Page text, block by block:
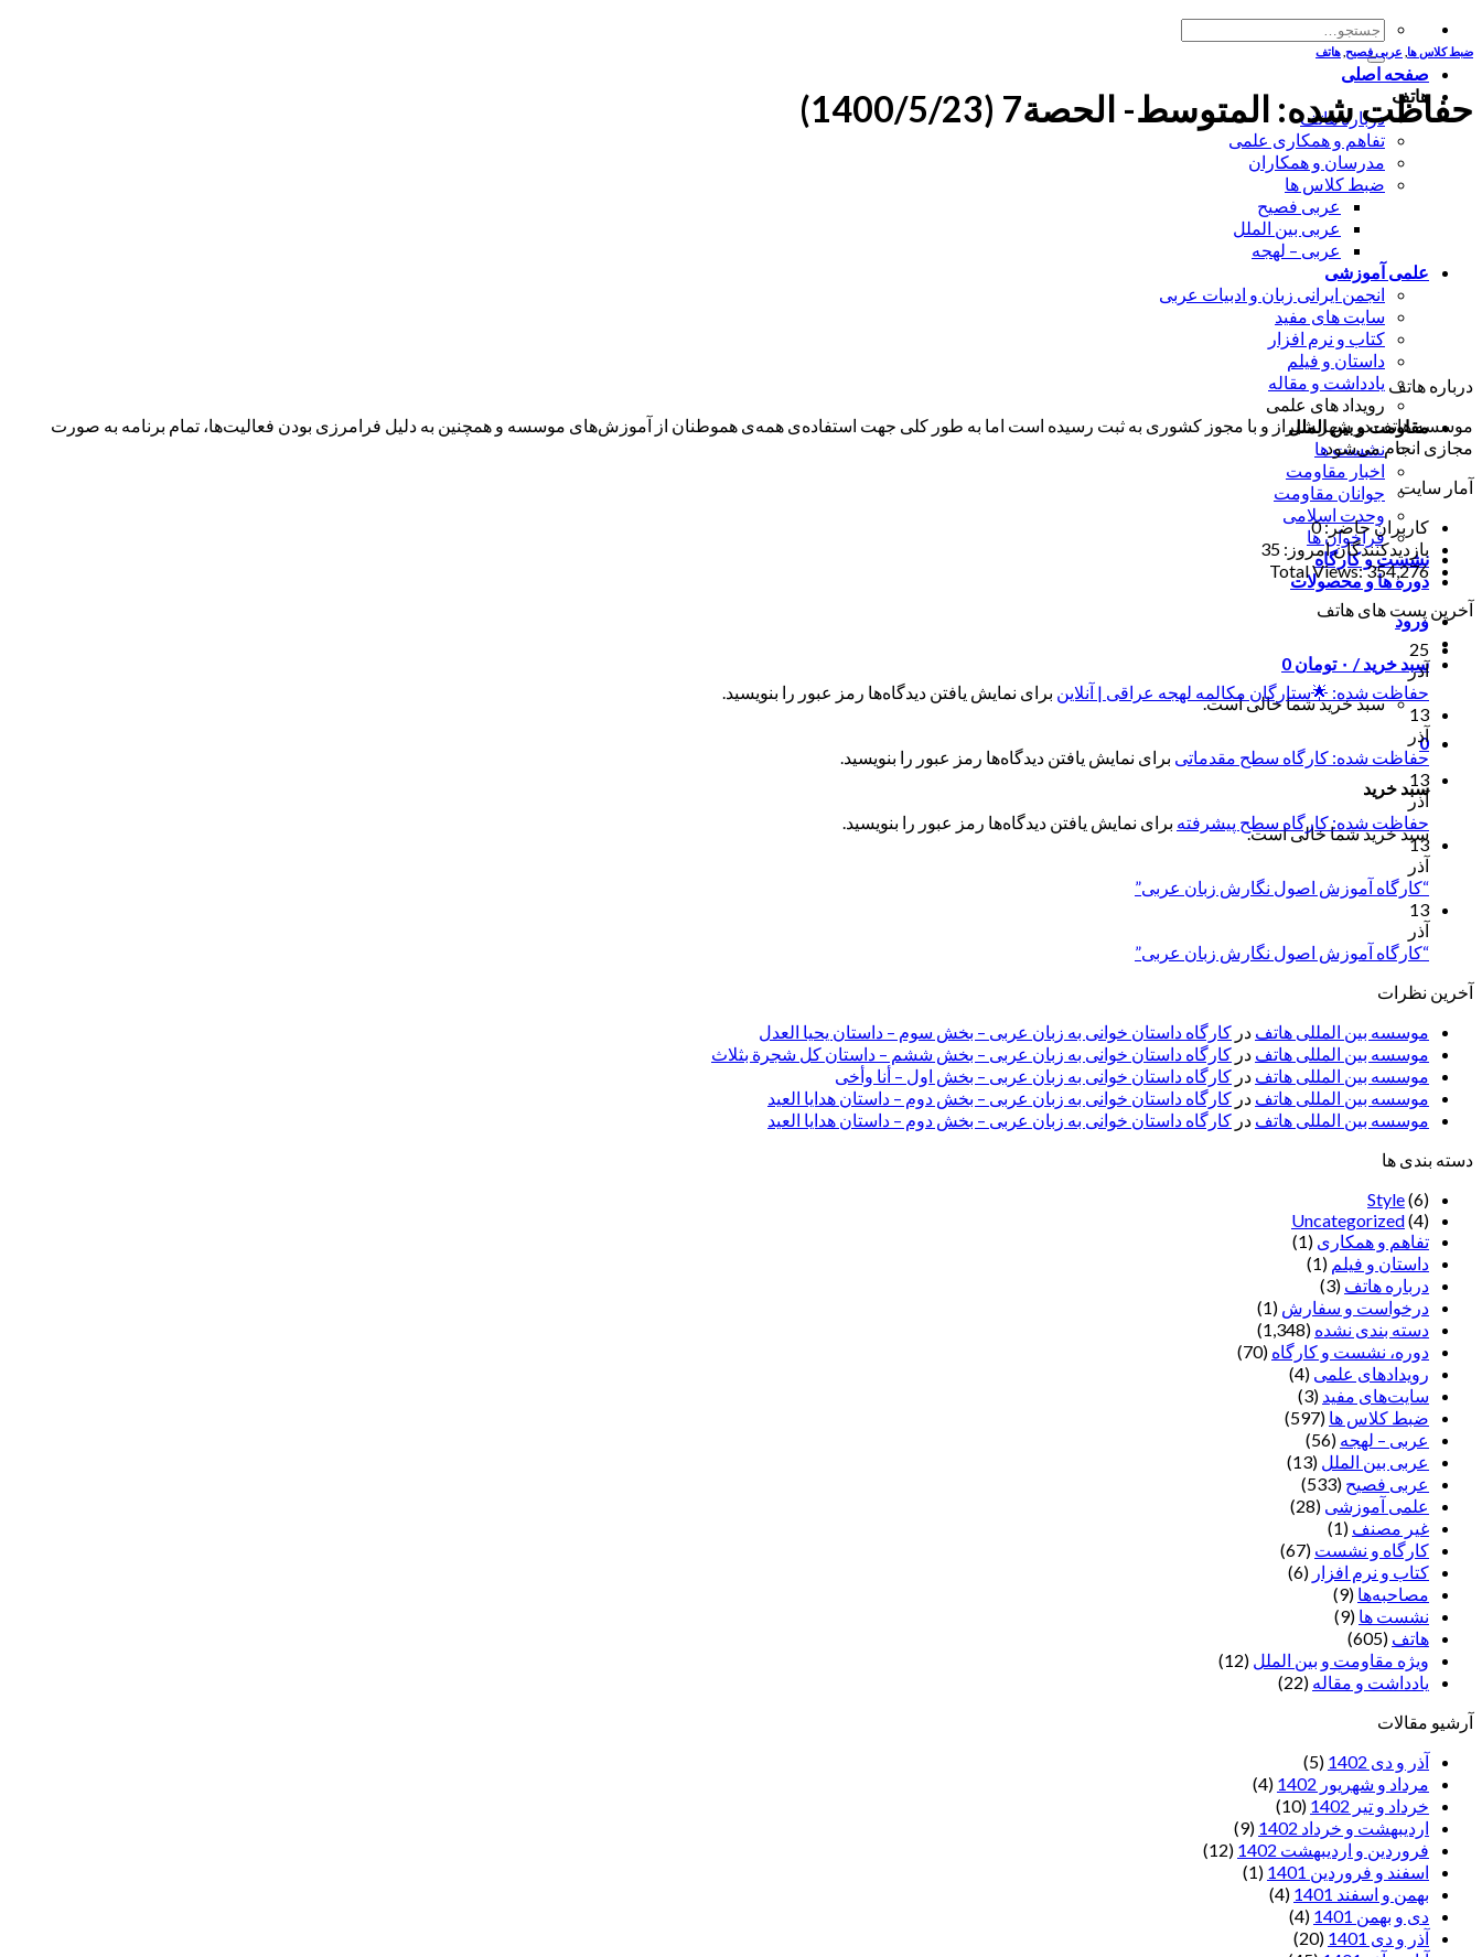
جستجو
برای:
صفحه اصلی
هاتف
درباره هاتف
تفاهم و همکاری علمی
مدرسان و همکاران
ضبط کلاس ها
عربی فصیح
عربی بین الملل
عربی – لهجه
علمی آموزشی
انجمن ایرانی زبان و ادبیات عربی
سایت های مفید
کتاب و نرم افزار
داستان و فیلم
یادداشت و مقاله
رویداد های علمی
مقاومت و بین الملل
نشست ها
اخبار مقاومت
جوانان مقاومت
وحدت اسلامی
فراخوان ها
نشست و کارگاه
دوره ها و محصولات
ورود
سبد خرید / ۰ تومان 0
سبد خرید شما خالی است.
0
سبد خرید
سبد خرید شما خالی است.
ضبط کلاس ها عربی فصیح هاتف
حفاظت شده: المتوسط- الحصة7 (1400/5/23)
درباره هاتف
موسسه هاتف در شهر شیراز و با مجوز کشوری به ثبت رسیده است اما به طور کلی جهت استفاده‌ی همه‌ی هموطنان از آموزش‌های موسسه و همچنین به دلیل فرامرزی بودن فعالیت‌ها، تمام برنامه به صورت
مجازی انجام می‌شود.
آمار سایت
کاربران حاضر:0
بازدیدکنندگان امروز: 35
Total Views:354,276
آخرین پست های هاتف
25
آذر
حفاظت شده: 🌟ستارگان مکالمه لهجه عراقی | آنلاین برای نمایش یافتن دیدگاه‌ها رمز عبور را بنویسید.
13
آذر
حفاظت شده: کارگاه سطح مقدماتی برای نمایش یافتن دیدگاه‌ها رمز عبور را بنویسید.
13
آذر
حفاظت شده: کارگاه سطح پیشرفته برای نمایش یافتن دیدگاه‌ها رمز عبور را بنویسید.
13
آذر
“کارگاه آموزش اصول نگارش زبان عربی”
13
آذر
“کارگاه آموزش اصول نگارش زبان عربی”
آخرین نظرات
موسسه بین المللی هاتف در کارگاه داستان خوانی به زبان عربی – بخش سوم – داستان یحیا العدل
موسسه بین المللی هاتف در کارگاه داستان خوانی به زبان عربی – بخش ششم – داستان کل شجرة بثلاث
موسسه بین المللی هاتف در کارگاه داستان خوانی به زبان عربی – بخش اول – أنا وأخی
موسسه بین المللی هاتف در کارگاه داستان خوانی به زبان عربی – بخش دوم – داستان هدایا العید
موسسه بین المللی هاتف در کارگاه داستان خوانی به زبان عربی – بخش دوم – داستان هدایا العید
دسته بندی ها
Style(6)
Uncategorized(4)
تفاهم و همکاری (1)
داستان و فیلم (1)
درباره هاتف (3)
درخواست و سفارش (1)
دسته بندی نشده (1,348)
دوره، نشست و کارگاه (70)
رویدادهای علمی (4)
سایت‌های مفید (3)
ضبط کلاس ها (597)
عربی – لهجه (56)
عربی بین الملل (13)
عربی فصیح (533)
علمی آموزشی (28)
غير مصنف (1)
کارگاه و نشست (67)
کتاب و نرم افزار (6)
مصاحبه‌ها (9)
نشست ها (9)
هاتف (605)
ویژه مقاومت و بین الملل (12)
یادداشت‌ و مقاله (22)
آرشیو مقالات
آذر و دی 1402
(5)
مرداد و شهریور 1402
(4)
خرداد و تیر 1402
(10)
اردیبهشت و خرداد 1402
(9)
فروردین و اردیبهشت 1402
(12)
اسفند و فروردین 1401
(1)
بهمن و اسفند 1401
(4)
دی و بهمن 1401
(4)
آذر و دی 1401
(20)